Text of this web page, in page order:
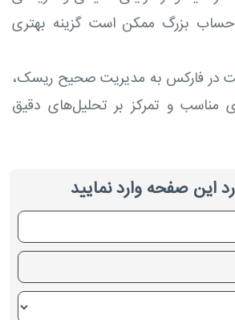
حساب بزرگ ممکن است گزینه بهتری
در فارکس به مدیریت صحیح ریسک،
مناسب و تمرکز بر تحلیل‌های دقیق
این صفحه وارد نمایید